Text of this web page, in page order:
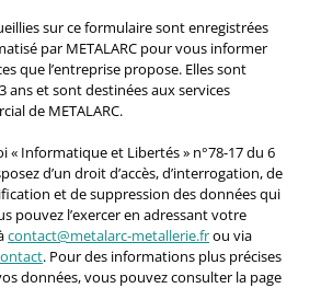
sur ce formulaire sont enregistrées
par METALARC pour vous informer
que l’entreprise propose. Elles sont
ans et sont destinées aux services
de METALARC.
« Informatique et Libertés » n°78-17 du 6
d’un droit d’accès, d’interrogation, de
et de suppression des données qui
pouvez l’exercer en adressant votre
contact@metalarc-metallerie.frou via
. Pour des informations plus précises
données, vous pouvez consulter la page